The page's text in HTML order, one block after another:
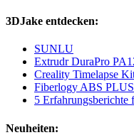
3DJake entdecken:
SUNLU
Extrudr DuraPro
Creality Timelapse
Fiberlogy ABS
5
Neuheiten: